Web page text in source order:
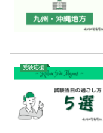
受験応援